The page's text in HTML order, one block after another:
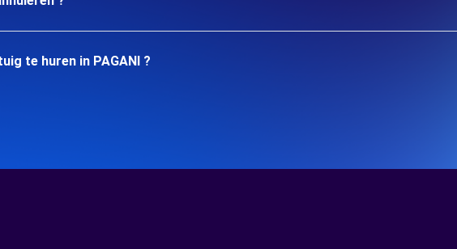
te huren in PAGANI ?